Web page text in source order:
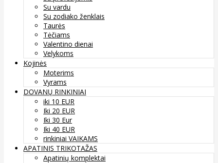
Su vardu
Su zodiako ženklais
Taurės
Tėčiams
Valentino dienai
Velykoms
Kojinės
Moterims
Vyrams
DOVANŲ RINKINIAI
iki 10 EUR
Iki 20 EUR
Iki 30 Eur
Iki 40 EUR
rinkiniai VAIKAMS
APATINIS TRIKOTAŽAS
Apatinių komplektai